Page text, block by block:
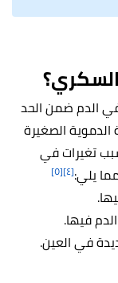
الدم ضمن الحد
الصغيرة
تغيرات في
يلي:[٤] [٥]
فيها.
في العين.